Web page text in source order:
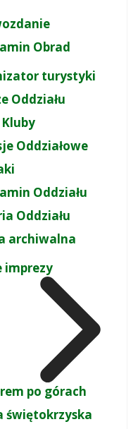
Obrad
turystyki
Oddziału
Kluby
Oddziałowe
Oddziału
Oddziału
archiwalna
imprezy
po górach
świętokrzyska